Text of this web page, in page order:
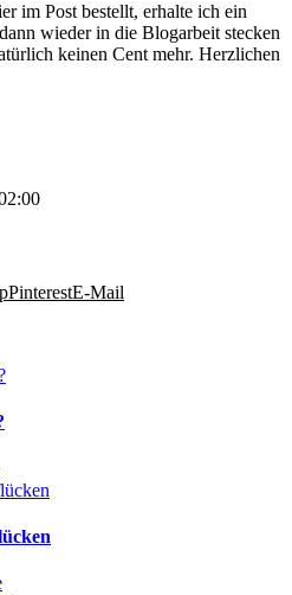
im Post bestellt, erhalte ich ein
wieder in die Blogarbeit stecken
keinen Cent mehr. Herzlichen
PinterestE-Mail